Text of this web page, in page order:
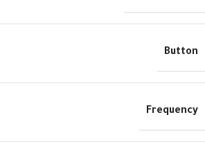
Button
Frequency